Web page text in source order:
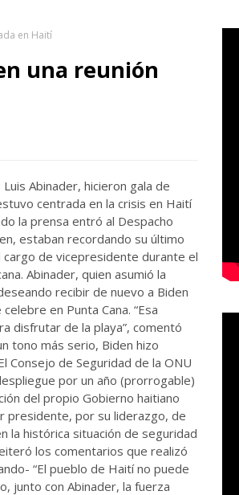
en Haití
una reunión
Abinader, hicieron gala de
centrada en la crisis en Haití
la prensa entró al Despacho
estaban recordando su último
de vicepresidente durante el
Abinader, quien asumió la
recibir de nuevo a Biden
en Punta Cana. “Esa
disfrutar de la playa”, comentó
tono más serio, Biden hizo
Consejo de Seguridad de la ONU
por un año (prorrogable)
del propio Gobierno haitiano
presidente, por su liderazgo, de
la histórica situación de seguridad
los comentarios que realizó
“El pueblo de Haití no puede
junto con Abinader, la fuerza